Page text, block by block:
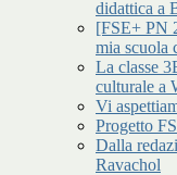
didattica a
[FSE+ PN
mia scuola
La classe
culturale a
Vi
Progetto
Dalla
Ravachol